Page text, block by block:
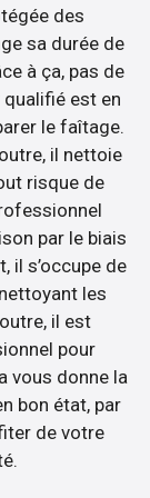
des
sa durée de
à ça, pas de
est en
le faîtage.
il nettoie
risque de
par le biais
il s’occupe de
les
il est
pour
vous donne la
bon état, par
de votre